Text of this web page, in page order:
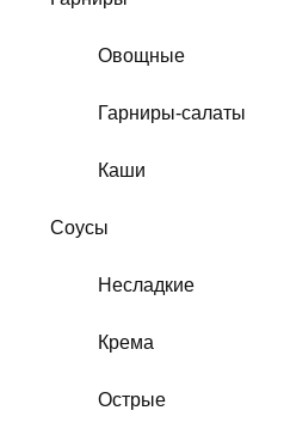
Овощные
Гарниры-салаты
Каши
Соусы
Несладкие
Крема
Острые